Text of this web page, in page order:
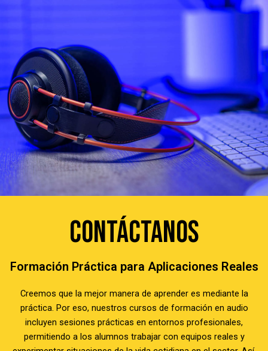
CONTÁCTANOS
Formación Práctica para Aplicaciones Reales
Creemos que la mejor manera de aprender es mediante la
práctica. Por eso, nuestros cursos de formación en audio
incluyen sesiones prácticas en entornos profesionales,
permitiendo a los alumnos trabajar con equipos reales y